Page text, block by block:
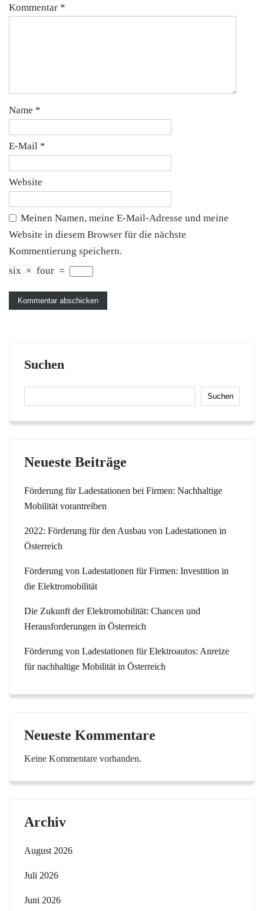
Kommentar *
Name *
E-Mail *
Website
Meinen Namen, meine E-Mail-Adresse und meine
Website in diesem Browser für die nächste
Kommentierung speichern.
six × four =
Suchen
Suchen
Neueste Beiträge
Förderung für Ladestationen bei Firmen: Nachhaltige
Mobilität vorantreiben
2022: Förderung für den Ausbau von Ladestationen in
Österreich
Förderung von Ladestationen für Firmen: Investition in
die Elektromobilität
Die Zukunft der Elektromobilität: Chancen und
Herausforderungen in Österreich
Förderung von Ladestationen für Elektroautos: Anreize
für nachhaltige Mobilität in Österreich
Neueste Kommentare
Keine Kommentare vorhanden.
Archiv
August 2026
Juli 2026
Juni 2026